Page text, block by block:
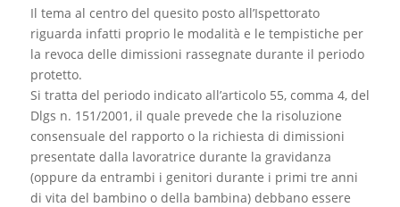
Il tema al centro del quesito posto all’Ispettorato
riguarda infatti proprio le modalità e le tempistiche per
la revoca delle dimissioni rassegnate durante il periodo
protetto.
Si tratta del periodo indicato all’articolo 55, comma 4, del
Dlgs n. 151/2001, il quale prevede che la risoluzione
consensuale del rapporto o la richiesta di dimissioni
presentate dalla lavoratrice durante la gravidanza
(oppure da entrambi i genitori durante i primi tre anni
di vita del bambino o della bambina) debbano essere